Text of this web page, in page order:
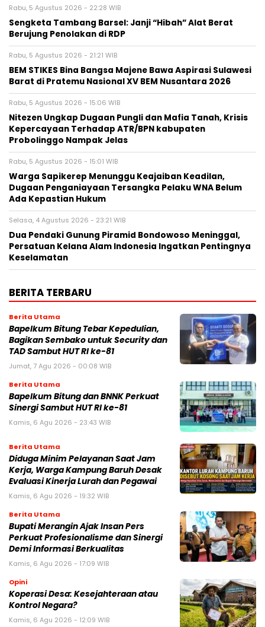
Rabu, 5 Agustus 2026 - 22:28 WIB
Sengketa Tambang Barsel: Janji “Hibah” Alat Berat
Berujung Penolakan di RDP
Rabu, 5 Agustus 2026 - 21:21 WIB
BEM STIKES Bina Bangsa Majene Bawa Aspirasi Sulawesi
Barat di Pratemu Nasional XV BEM Nusantara 2026
Rabu, 5 Agustus 2026 - 15:06 WIB
Nitezen Ungkap Dugaan Pungli dan Mafia Tanah, Krisis
Kepercayaan Terhadap ATR/BPN kabupaten
Probolinggo Nampak Jelas
Rabu, 5 Agustus 2026 - 15:01 WIB
Warga Sapikerep Menunggu Keajaiban Keadilan,
Dugaan Penganiayaan Tersangka Pelaku WNA Belum
Ada Kepastian Hukum
Selasa, 4 Agustus 2026 - 23:21 WIB
Dua Pendaki Gunung Piramid Bondowoso Meninggal,
Persatuan Kelana Alam Indonesia Ingatkan Pentingnya
Keselamatan
BERITA TERBARU
Berita Utama
Bapelkum Bitung Tebar Kepedulian,
Bagikan Sembako untuk Security dan
TAD Sambut HUT RI ke-81
Jumat, 7 Agu 2026 - 00:08 WIB
Berita Utama
Bapelkum Bitung dan BNNK Perkuat
Sinergi Sambut HUT RI ke-81
Kamis, 6 Agu 2026 - 23:43 WIB
Berita Utama
Diduga Minim Pelayanan Saat Jam
Kerja, Warga Kampung Baruh Desak
Evaluasi Kinerja Lurah dan Pegawai
Kamis, 6 Agu 2026 - 19:32 WIB
Berita Utama
Bupati Merangin Ajak Insan Pers
Perkuat Profesionalisme dan Sinergi
Demi Informasi Berkualitas
Kamis, 6 Agu 2026 - 17:09 WIB
Opini
Koperasi Desa: Kesejahteraan atau
Kontrol Negara?
Kamis, 6 Agu 2026 - 12:09 WIB